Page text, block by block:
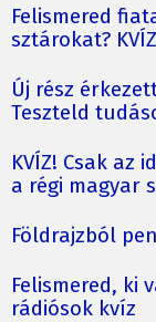
Felismered
sztárokat? KVÍZ
Új rész
Teszteld
KVÍZ! Csak az
a régi magyar
Földrajzból
Felismered, ki
rádiósok kvíz